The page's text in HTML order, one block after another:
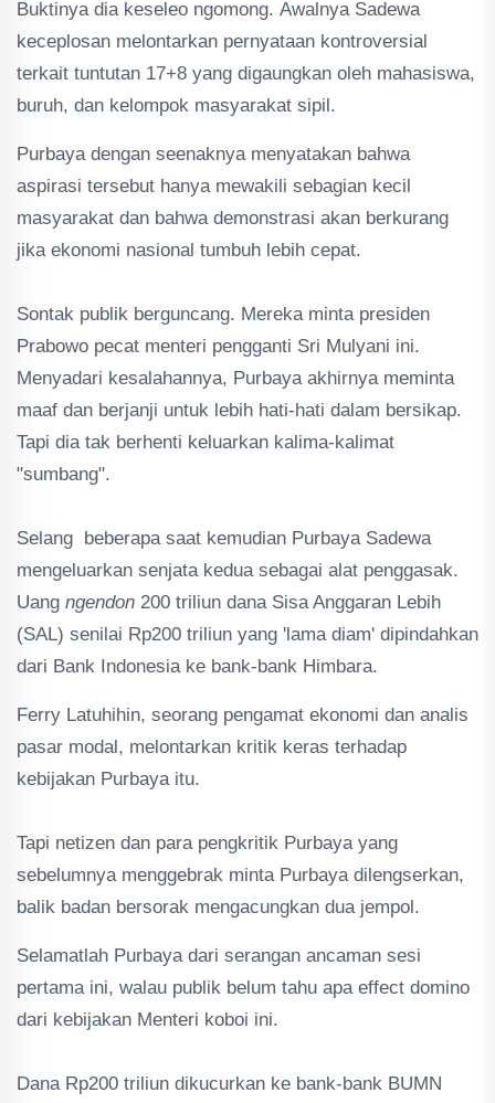
‎Buktinya dia keseleo ngomong. Awalnya Sadewa
keceplosan melontarkan pernyataan kontroversial
terkait tuntutan 17+8 yang digaungkan oleh mahasiswa,
buruh, dan kelompok masyarakat sipil.
Purbaya dengan seenaknya menyatakan bahwa
aspirasi tersebut hanya mewakili sebagian kecil
masyarakat dan bahwa demonstrasi akan berkurang
jika ekonomi nasional tumbuh lebih cepat.
‎Sontak publik berguncang. Mereka minta presiden
Prabowo pecat menteri pengganti Sri Mulyani ini.
Menyadari kesalahannya, Purbaya akhirnya meminta
maaf dan berjanji untuk lebih hati-hati dalam bersikap.
Tapi dia tak berhenti keluarkan kalima-kalimat
"sumbang".
‎Selang beberapa saat kemudian Purbaya Sadewa
mengeluarkan senjata kedua sebagai alat penggasak.
Uang ngendon 200 triliun dana Sisa Anggaran Lebih
(SAL) senilai Rp200 triliun yang 'lama diam' dipindahkan
dari Bank Indonesia ke bank-bank Himbara.
Ferry Latuhihin, seorang pengamat ekonomi dan analis
pasar modal, melontarkan kritik keras terhadap
kebijakan Purbaya itu.
‎Tapi netizen dan para pengkritik Purbaya yang
sebelumnya menggebrak minta Purbaya dilengserkan,
balik badan bersorak mengacungkan dua jempol.
Selamatlah Purbaya dari serangan ancaman sesi
pertama ini, walau publik belum tahu apa effect domino
dari kebijakan Menteri koboi ini.
‎Dana Rp200 triliun dikucurkan ke bank-bank BUMN